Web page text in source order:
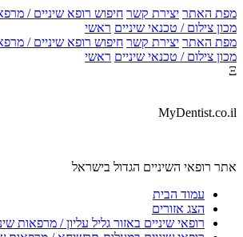
האתר יצירת קשר חיפוש רופא שיניים / מרפאה
צילום / טכנאי שיניים ראשי
האתר יצירת קשר חיפוש רופא שיניים / מרפאה
צילום / טכנאי שיניים ראשי
רופאי השיניים הגדול בישראל
עמוד הבית
הצג אזורים
רופאי שיניים באזור גליל עליון / מרפאות שיניים